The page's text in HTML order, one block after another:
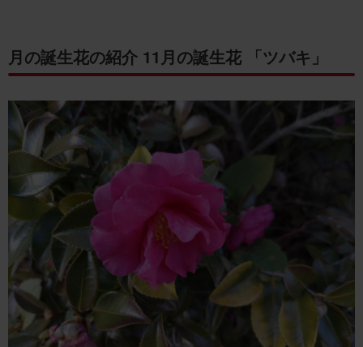
月の誕生花の紹介 11月の誕生花 「ツバキ」